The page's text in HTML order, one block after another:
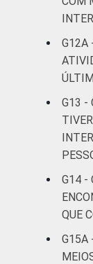
G12A
G13 -
G14 -
QUE
G15A